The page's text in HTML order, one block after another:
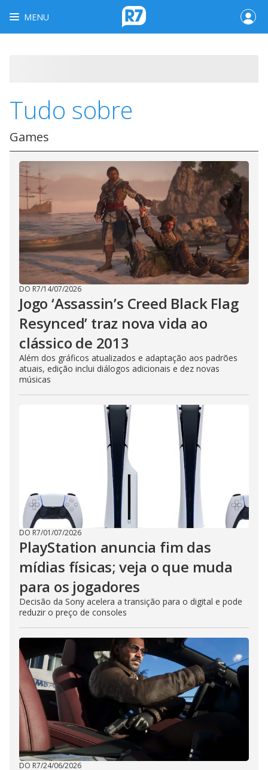
MENU
Tudo sobre
Games
DO R7/14/07/2026
Jogo ‘Assassin’s Creed Black Flag
Resynced’ traz nova vida ao
clássico de 2013
Além dos gráficos atualizados e adaptação aos padrões
atuais, edição inclui diálogos adicionais e dez novas
músicas
DO R7/01/07/2026
PlayStation anuncia fim das
mídias físicas; veja o que muda
para os jogadores
Decisão da Sony acelera a transição para o digital e pode
reduzir o preço de consoles
DO R7/24/06/2026